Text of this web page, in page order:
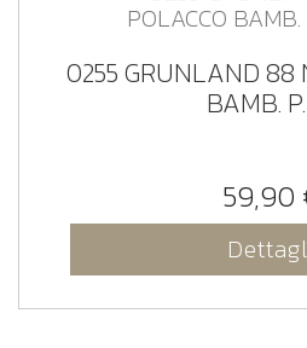
0255 GRUNLAND 88
BAMB.
59,90